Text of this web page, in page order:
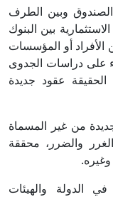
وبين الطرف
بين البنوك
الأفراد أو المؤسسات
على دراسات الجدوى
عقود جديدة
من غير المسماة
والضرر، محققة
الدولة والهيئات